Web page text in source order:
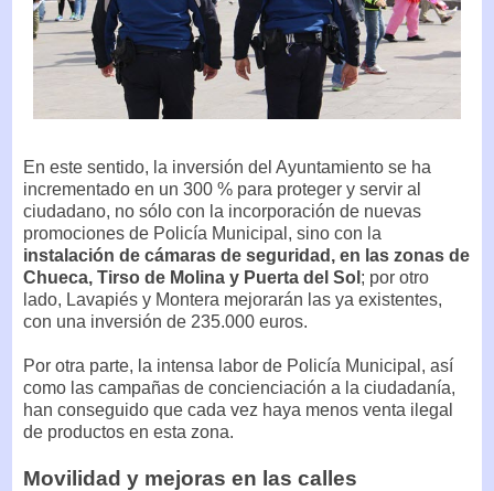
En este sentido, la inversión del Ayuntamiento se ha
incrementado en un 300 % para proteger y servir al
ciudadano, no sólo con la incorporación de nuevas
promociones de Policía Municipal, sino con la
instalación de cámaras de seguridad, en las zonas de
Chueca, Tirso de Molina y Puerta del Sol ; por otro
lado, Lavapiés y Montera mejorarán las ya existentes,
con una inversión de 235.000 euros.
Por otra parte, la intensa labor de Policía Municipal, así
como las campañas de concienciación a la ciudadanía,
han conseguido que cada vez haya menos venta ilegal
de productos en esta zona.
Movilidad y mejoras en las calles